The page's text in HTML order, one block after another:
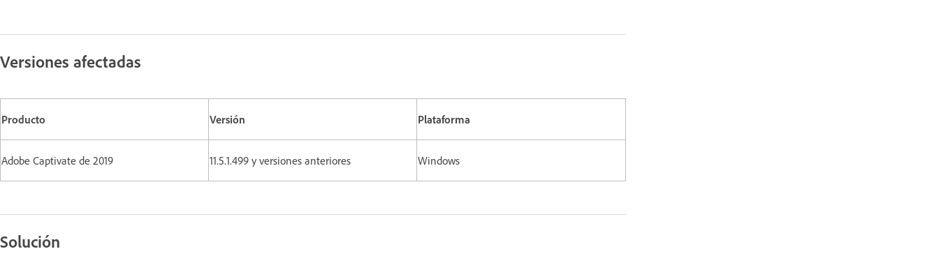
Versiones afectadas
Producto Versión Plataforma
Adobe Captivate de 2019 11.5.1.499 y versiones anteriores Windows
Solución